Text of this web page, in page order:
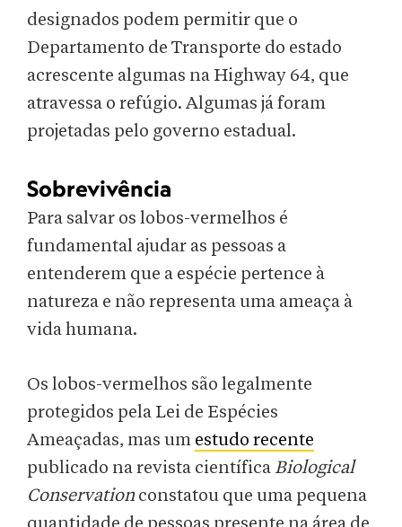
designados podem permitir que o
Departamento de Transporte do estado
acrescente algumas na Highway 64, que
atravessa o refúgio. Algumas já foram
projetadas pelo governo estadual.
Sobrevivência
Para salvar os lobos-vermelhos é
fundamental ajudar as pessoas a
entenderem que a espécie pertence à
natureza e não representa uma ameaça à
vida humana.
Os lobos-vermelhos são legalmente
protegidos pela Lei de Espécies
Ameaçadas, mas um estudo recente
publicado na revista científicaBiological
Conservationconstatou que uma pequena